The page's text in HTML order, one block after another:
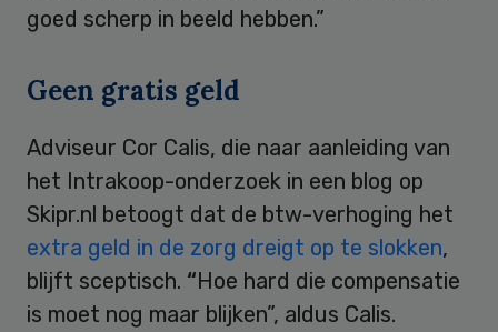
goed scherp in beeld hebben.”
Geen gratis geld
Adviseur Cor Calis, die naar aanleiding van
het Intrakoop-onderzoek in een blog op
Skipr.nl betoogt dat de btw-verhoging het
extra geld in de zorg dreigt op te slokken,
blijft sceptisch. “Hoe hard die compensatie
is moet nog maar blijken”, aldus Calis.